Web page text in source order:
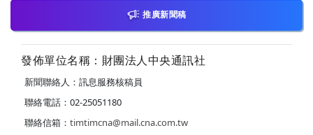
推廣新聞稿
發佈單位名稱：財團法人中央通訊社
新聞聯絡人：訊息服務核稿員
聯絡電話：02-25051180
聯絡信箱： timtimcna@mail.cna.com.tw